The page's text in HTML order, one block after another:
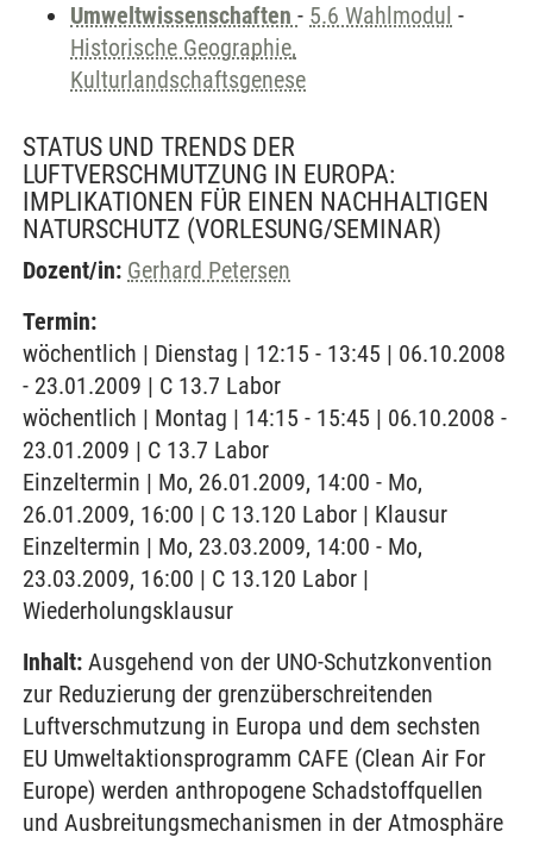
Umweltwissenschaften - 5.6 Wahlmodul -
Historische Geographie,
Kulturlandschaftsgenese
STATUS UND TRENDS DER
LUFTVERSCHMUTZUNG IN EUROPA:
IMPLIKATIONEN FÜR EINEN NACHHALTIGEN
NATURSCHUTZ (VORLESUNG/SEMINAR)
Dozent/in: Gerhard Petersen
Termin:
wöchentlich | Dienstag | 12:15 - 13:45 | 06.10.2008
- 23.01.2009 | C 13.7 Labor
wöchentlich | Montag | 14:15 - 15:45 | 06.10.2008 -
23.01.2009 | C 13.7 Labor
Einzeltermin | Mo, 26.01.2009, 14:00 - Mo,
26.01.2009, 16:00 | C 13.120 Labor | Klausur
Einzeltermin | Mo, 23.03.2009, 14:00 - Mo,
23.03.2009, 16:00 | C 13.120 Labor |
Wiederholungsklausur
Inhalt: Ausgehend von der UNO-Schutzkonvention
zur Reduzierung der grenzüberschreitenden
Luftverschmutzung in Europa und dem sechsten
EU Umweltaktionsprogramm CAFE (Clean Air For
Europe) werden anthropogene Schadstoffquellen
und Ausbreitungsmechanismen in der Atmosphäre